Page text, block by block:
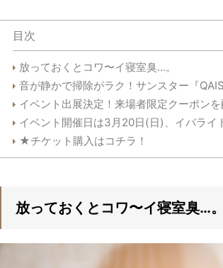
目次
放っておくとコワ〜イ寝室臭…。
音が静かで掃除がラク！サンスター『
イベント出展決定！来場者限定クーポンを
イベント開催日は3月20日(日)、イバライ
★チケット購入はコチラ！
放っておくとコワ〜イ寝室臭…。